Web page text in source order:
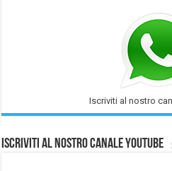
Iscriviti al nostro
Iscriviti al nostro Canale Youtube